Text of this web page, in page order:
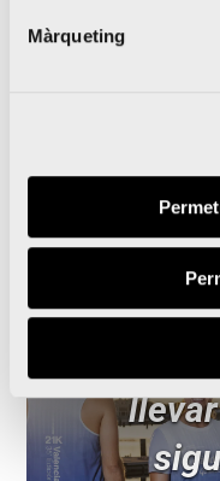
Màrqueting
El Medio
y